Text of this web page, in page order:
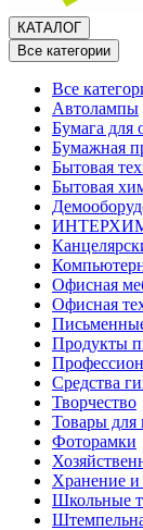
КАТАЛОГ
Все категории
Все
Автолампы
Бумага для
Бумажная
Бытовая
Бытовая
Офисная
Офисная
Продукты
Средства
Творчество
Товары для
Фоторамки
Хранение и
Школьные